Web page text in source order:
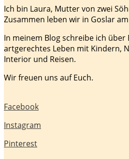
Ich bin Laura, Mutter von zwei
Zusammen leben wir in Goslar
In meinem Blog schreibe ich über
artgerechtes Leben mit Kindern,
Interior und Reisen.
Wir freuen uns auf Euch.
Facebook
Instagram
Pinterest